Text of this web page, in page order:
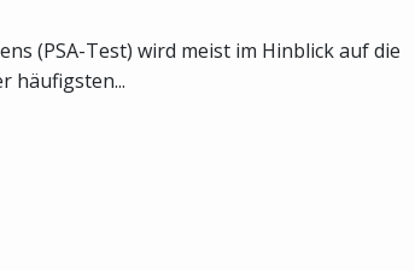
(PSA-Test) wird meist im Hinblick auf die
häufigsten...